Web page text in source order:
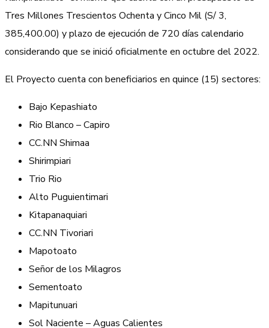
Tres Millones Trescientos Ochenta y Cinco Mil (S/ 3,
385,400.00) y plazo de ejecución de 720 días calendario
considerando que se inició oficialmente en octubre del 2022.
El Proyecto cuenta con beneficiarios en quince (15) sectores:
Bajo Kepashiato
Rio Blanco – Capiro
CC.NN Shimaa
Shirimpiari
Trio Rio
Alto Puguientimari
Kitapanaquiari
CC.NN Tivoriari
Mapotoato
Señor de los Milagros
Sementoato
Mapitunuari
Sol Naciente – Aguas Calientes